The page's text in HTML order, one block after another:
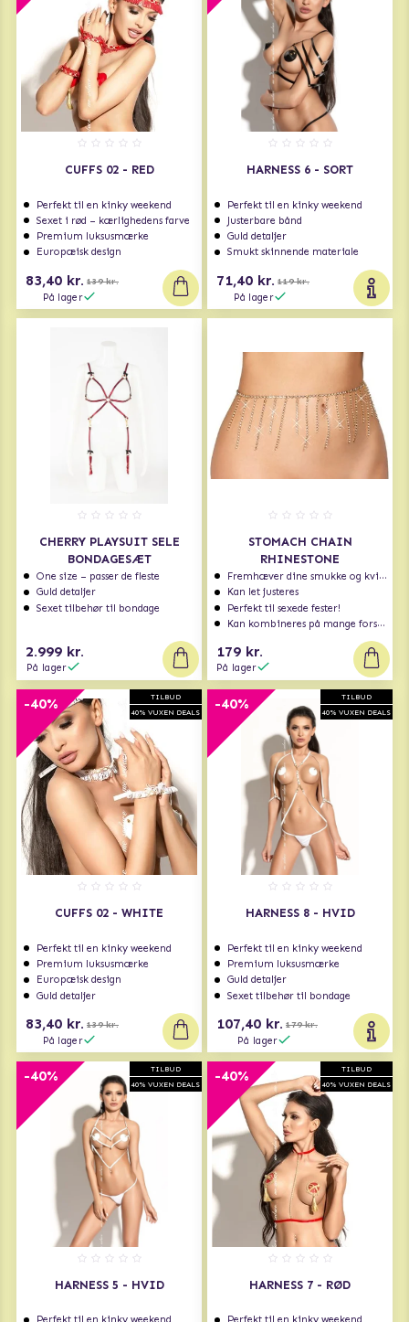
CUFFS 02 - RED
Perfekt til en kinky weekend
Sexet i rød – kærlighedens farve
Premium luksusmærke
Europæisk design
83,40 kr. 139 kr.
På lager
HARNESS 6 - SORT
Perfekt til en kinky weekend
Justerbare bånd
Guld detaljer
Smukt skinnende materiale
71,40 kr. 119 kr.
På lager
CHERRY PLAYSUIT SELE
BONDAGESÆT
One size – passer de fleste
Guld detaljer
Sexet tilbehør til bondage
2.999 kr.
På lager
STOMACH CHAIN
RHINESTONE
Fremhæver dine smukke og kvindelige former
Kan let justeres
Perfekt til sexede fester!
Kan kombineres på mange forskellige måder
179 kr.
På lager
TILBUD
40% VUXEN DEALS
-40%
CUFFS 02 - WHITE
Perfekt til en kinky weekend
Premium luksusmærke
Europæisk design
Guld detaljer
83,40 kr. 139 kr.
På lager
TILBUD
40% VUXEN DEALS
-40%
HARNESS 8 - HVID
Perfekt til en kinky weekend
Premium luksusmærke
Guld detaljer
Sexet tilbehør til bondage
107,40 kr. 179 kr.
På lager
TILBUD
40% VUXEN DEALS
-40%
HARNESS 5 - HVID
TILBUD
40% VUXEN DEALS
-40%
HARNESS 7 - RØD